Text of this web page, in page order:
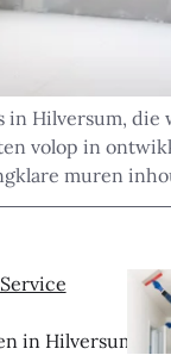
Hilversum,
volop in
muren
in Hilversum?